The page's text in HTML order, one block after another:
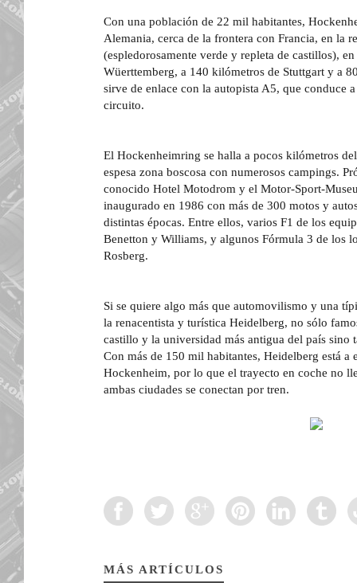
Con una población de 22 mil habitantes,
Alemania, cerca de la frontera con Francia, en la
(espledorosamente verde y repleta de castillos),
Wüerttemberg, a 140 kilómetros de Stuttgart y a
sirve de enlace con la autopista A5, que conduce
circuito.
El Hockenheimring se halla a pocos kilómetros
espesa zona boscosa con numerosos campings.
conocido Hotel Motodrom y el Motor-Sport-
inaugurado en 1986 con más de 300 motos y
distintas épocas. Entre ellos, varios F1 de los
Benetton y Williams, y algunos Fórmula 3 de los
Rosberg.
Si se quiere algo más que automovilismo y una
la renacentista y turística Heidelberg, no sólo
castillo y la universidad más antigua del país sino
Con más de 150 mil habitantes, Heidelberg está a
Hockenheim, por lo que el trayecto en coche no
ambas ciudades se conectan por tren.
MÁS ARTÍCULOS